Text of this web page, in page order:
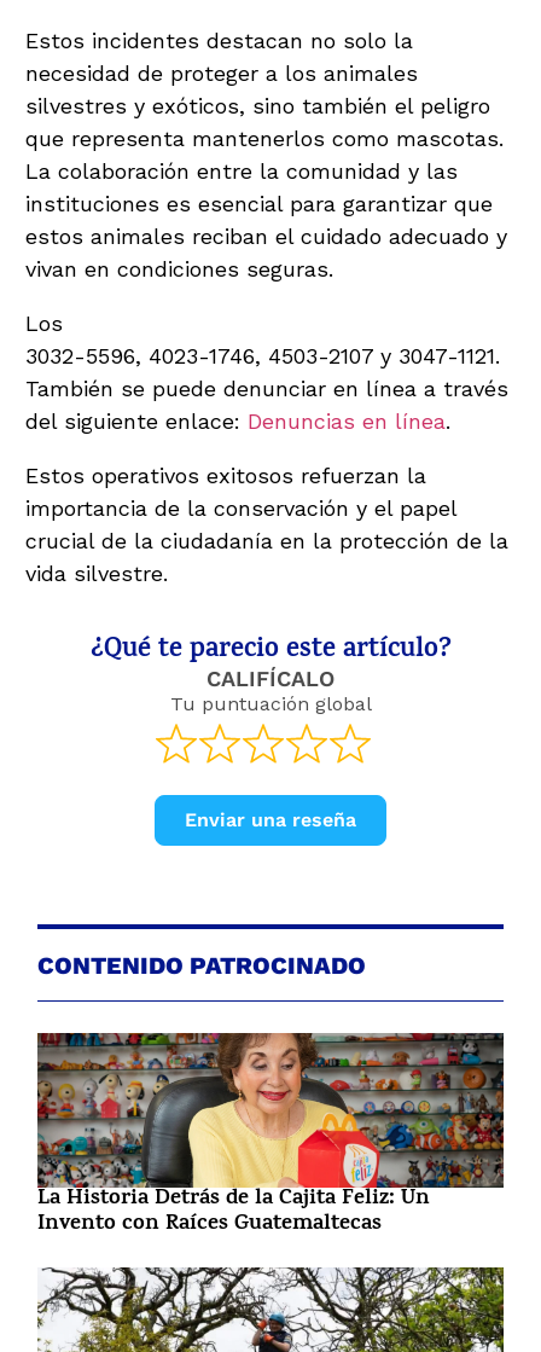
Estos incidentes destacan no solo la
necesidad de proteger a los animales
silvestres y exóticos, sino también el peligro
que representa mantenerlos como mascotas.
La colaboración entre la comunidad y las
instituciones es esencial para garantizar que
estos animales reciban el cuidado adecuado y
vivan en condiciones seguras.
Los
3032-5596, 4023-1746, 4503-2107 y 3047-1121.
También se puede denunciar en línea a través
del siguiente enlace: Denuncias en línea.
Estos operativos exitosos refuerzan la
importancia de la conservación y el papel
crucial de la ciudadanía en la protección de la
vida silvestre.
¿Qué te parecio este artículo?
CALIFÍCALO
Tu puntuación global
Enviar una reseña
CONTENIDO PATROCINADO
La Historia Detrás de la Cajita Feliz: Un
Invento con Raíces Guatemaltecas